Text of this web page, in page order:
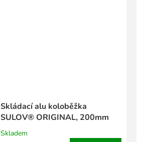
Skládací alu koloběžka
SULOV® ORIGINAL, 200mm
Skladem